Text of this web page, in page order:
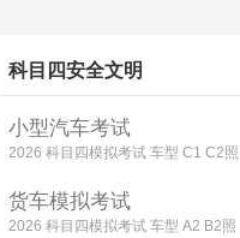
科目四安全文明
小型汽车考试
2026 科目四模拟考试 车型 C1 C2照
货车模拟考试
2026 科目四模拟考试 车型 A2 B2照